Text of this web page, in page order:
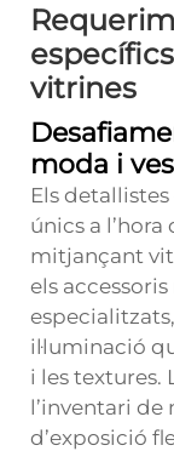
vitrines
moda i
Els
únics a
mitjançant
els
il·luminació
i les textures.
l’inventari de
d’exposició